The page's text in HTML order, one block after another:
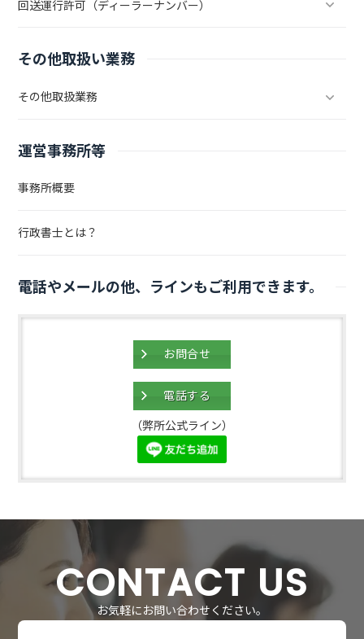
回送運行許可（ディーラーナンバー）
その他取扱い業務
その他取扱業務
運営事務所等
事務所概要
行政書士とは？
電話やメールの他、ラインもご利用できます。
お問合せ
電話する
（弊所公式ライン）
CONTACT US
お気軽にお問い合わせください。